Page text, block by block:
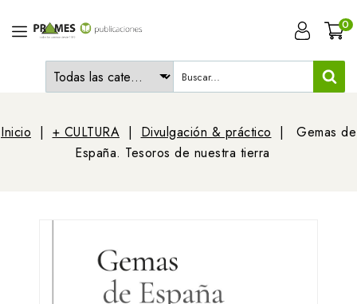
0
Inicio + CULTURA Divulgación & práctico
Gemas de
España. Tesoros de nuestra tierra